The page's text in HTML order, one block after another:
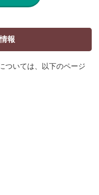
報
ついては、以下のページ